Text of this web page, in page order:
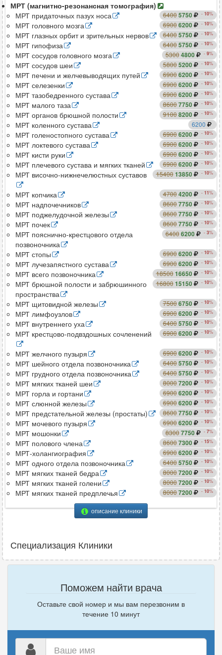
МРТ (магнитно-резонансная томография)
6400 5750 - 10%
МРТ придаточных пазух носа
6900 6200 - 10%
МРТ головного мозга
6400 5750 - 10%
МРТ глазных орбит и зрительных нервов сравнить
6400 5750 - 10%
МРТ гипофиза
5300 4800 - 9%
МРТ сосудов головного мозга
5800 5200 - 10%
МРТ сосудов шеи
6900 6200 - 10%
МРТ печени и желчевыводящих путей сравнить
6900 6200 - 10%
МРТ селезенки
6900 6200 - 10%
МРТ тазобедренного сустава
8600 7750 - 10%
МРТ малого таза
9100 8200 - 10%
МРТ органов брюшной полости
6200
МРТ коленного сустава
6900 6200 - 10%
МРТ голеностопного сустава
6900 6200 - 10%
МРТ локтевого сустава
6900 6200 - 10%
МРТ кисти руки
6900 6200 - 10%
МРТ плечевого сустава и мягких тканей сравнить
15400 13850 - 10%
МРТ височно-нижнечелюстных суставов
4700 4200 - 11%
МРТ копчика
8600 7750 - 10%
МРТ надпочечников
8600 7750 - 10%
МРТ поджелудочной железы
8600 7750 - 10%
МРТ почек
6400 6200 - 3%
МРТ пояснично-крестцового отдела
позвоночника
6900 6200 - 10%
МРТ стопы
6900 6200 - 10%
МРТ лучезапястного сустава
18500 16650 - 10%
МРТ всего позвоночника
16800 15150 - 10%
МРТ брюшной полости и забрюшинного
пространства
7500 6750 - 10%
МРТ щитовидной железы
6900 6200 - 10%
МРТ лимфоузлов
6400 5750 - 10%
МРТ внутреннего уха
6900 6200 - 10%
МРТ крестцово-подвздошных сочленений
6900 6200 - 10%
МРТ желчного пузыря
6400 5750 - 10%
МРТ шейного отдела позвоночника сравнить
6400 5750 - 10%
МРТ грудного отдела позвоночника сравнить
8000 7200 - 10%
МРТ мягких тканей шеи
6900 6200 - 10%
МРТ горла и гортани
6900 6200 - 10%
МРТ слюнной железы
8600 7750 - 10%
МРТ предстательной железы (простаты) сравнить
6900 6200 - 10%
МРТ мочевого пузыря
8300 7750 - 7%
МРТ мошонки
8600 7300 - 15%
МРТ полового члена
6900 6200 - 10%
МРТ-холангиография
6400 5750 - 10%
МРТ одного отдела позвоночника сравнить
8000 7200 - 10%
МРТ мягких тканей бедра
8000 7200 - 10%
МРТ мягких тканей голени
8000 7200 - 10%
МРТ мягких тканей предплечья
описание клиники
Специализация Клиники
Поможем найти врача
Оставьте свой номер и мы вам перезвоним в
течение 10 минут